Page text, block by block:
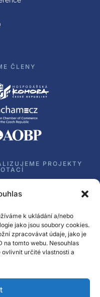
k ukládání a/nebo
jako jsou soubory cookies.
zpracovávat údaje, jako je
na tomto webu. Nesouhlas
ovlivnit určité vlastnosti a
ČLENY
PROJEKTY